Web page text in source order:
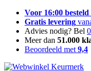
Voor 16:00
Gratis levering
Advies nodig? Bel
Meer dan 51.000
Beoordeeld met 9,4